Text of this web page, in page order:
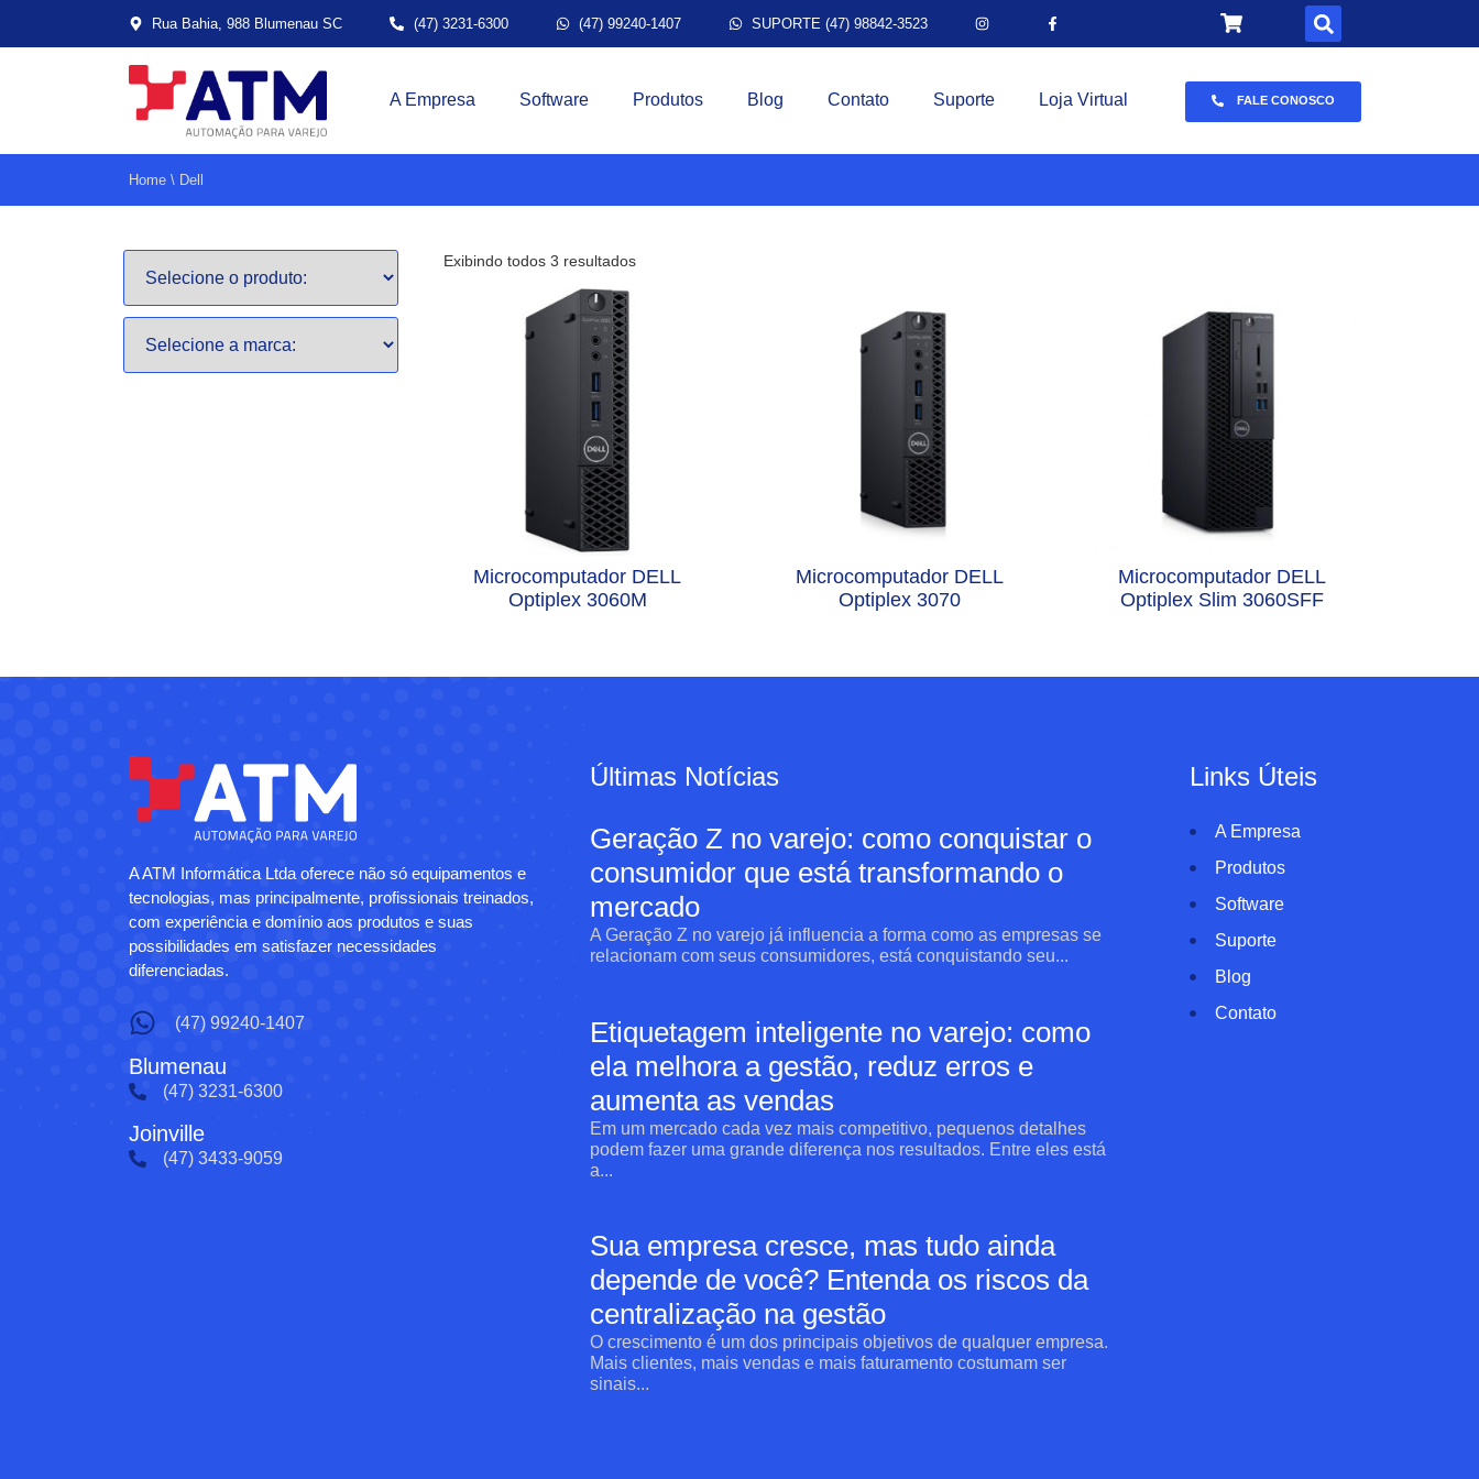
Rua Bahia, 988 Blumenau SC (47) 3231-6300 (47) 99240-1407 SUPORTE (47) 98842-3523
A Empresa Software Produtos Blog Contato Suporte Loja Virtual FALE CONOSCO
Home \ Dell
Exibindo todos 3 resultados
Microcomputador DELL
Optiplex 3060M
Microcomputador DELL
Optiplex 3070
Microcomputador DELL
Optiplex Slim 3060SFF
A ATM Informática Ltda oferece não só equipamentos e
tecnologias, mas principalmente, profissionais treinados,
com experiência e domínio aos produtos e suas
possibilidades em satisfazer necessidades
diferenciadas.
(47) 99240-1407
Blumenau
(47) 3231-6300
Joinville
(47) 3433-9059
Últimas Notícias
Geração Z no varejo: como conquistar o
consumidor que está transformando o
mercado
A Geração Z no varejo já influencia a forma como as empresas se
relacionam com seus consumidores, está conquistando seu...
Etiquetagem inteligente no varejo: como
ela melhora a gestão, reduz erros e
aumenta as vendas
Em um mercado cada vez mais competitivo, pequenos detalhes
podem fazer uma grande diferença nos resultados. Entre eles está
a...
Sua empresa cresce, mas tudo ainda
depende de você? Entenda os riscos da
centralização na gestão
O crescimento é um dos principais objetivos de qualquer empresa.
Mais clientes, mais vendas e mais faturamento costumam ser
sinais...
Links Úteis
A Empresa
Produtos
Software
Suporte
Blog
Contato